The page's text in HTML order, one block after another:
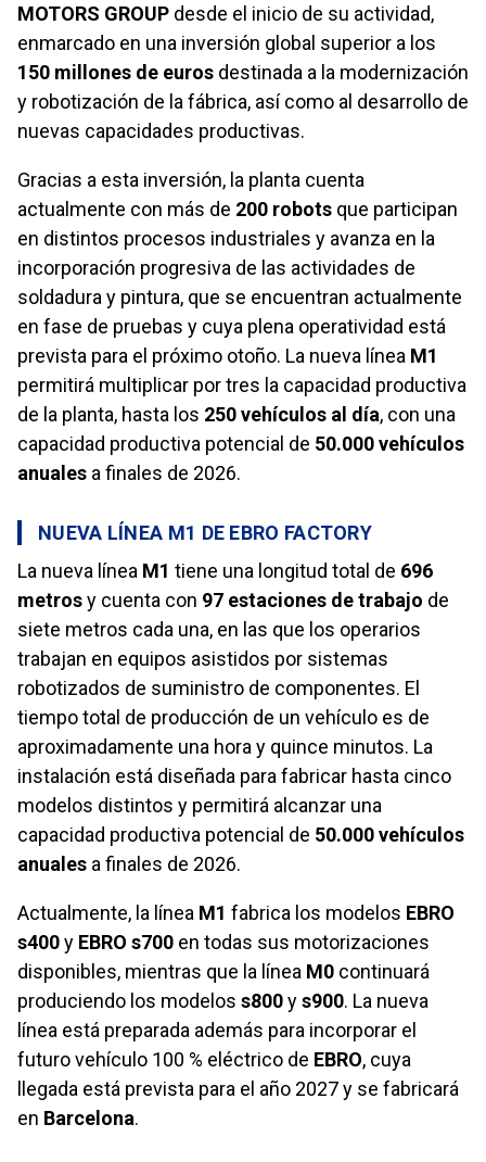
MOTORS GROUP desde el inicio de su actividad,
enmarcado en una inversión global superior a los
150 millones de euros destinada a la modernización
y robotización de la fábrica, así como al desarrollo de
nuevas capacidades productivas.
Gracias a esta inversión, la planta cuenta
actualmente con más de 200 robots que participan
en distintos procesos industriales y avanza en la
incorporación progresiva de las actividades de
soldadura y pintura, que se encuentran actualmente
en fase de pruebas y cuya plena operatividad está
prevista para el próximo otoño. La nueva línea M1
permitirá multiplicar por tres la capacidad productiva
de la planta, hasta los 250 vehículos al día, con una
capacidad productiva potencial de 50.000 vehículos
anuales a finales de 2026.
NUEVA LÍNEA M1 DE EBRO FACTORY
La nueva línea M1 tiene una longitud total de 696
metrosy cuenta con 97 estaciones de trabajo de
siete metros cada una, en las que los operarios
trabajan en equipos asistidos por sistemas
robotizados de suministro de componentes. El
tiempo total de producción de un vehículo es de
aproximadamente una hora y quince minutos. La
instalación está diseñada para fabricar hasta cinco
modelos distintos y permitirá alcanzar una
capacidad productiva potencial de 50.000 vehículos
anuales a finales de 2026.
Actualmente, la línea M1 fabrica los modelos EBRO
s400y EBRO s700 en todas sus motorizaciones
disponibles, mientras que la línea M0 continuará
produciendo los modelos s800ys900. La nueva
línea está preparada además para incorporar el
futuro vehículo 100 % eléctrico de EBRO, cuya
llegada está prevista para el año 2027 y se fabricará
en Barcelona.